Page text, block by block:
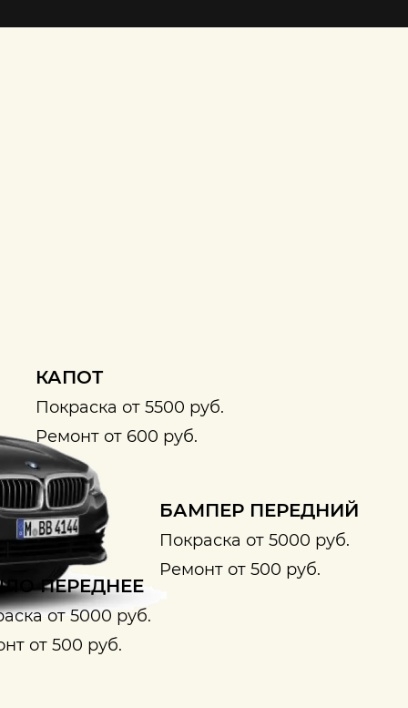
КАПОТ
Покраска от 5500 руб.
Ремонт от 600 руб.
БАМПЕР ПЕРЕДНИЙ
Покраска от 5000 руб.
Ремонт от 500 руб.
ПЕРЕДНЕЕ
от 5000 руб.
от 500 руб.